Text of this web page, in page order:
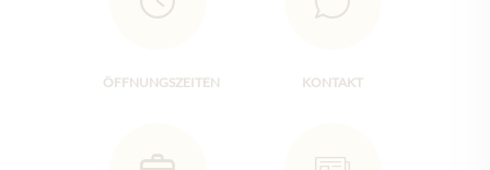
ÖFFNUNGSZEITEN KONTAKT